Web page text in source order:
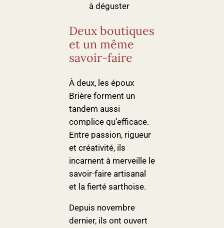
à déguster
Deux boutiques
et un même
savoir-faire
À deux, les époux
Brière forment un
tandem aussi
complice qu’efficace.
Entre passion, rigueur
et créativité, ils
incarnent à merveille le
savoir-faire artisanal
et la fierté sarthoise.
Depuis novembre
dernier, ils ont ouvert